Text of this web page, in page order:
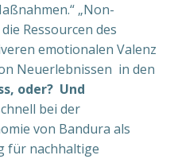
„Non-
Ressourcen des
emotionalen Valenz
Neuerlebnissen in den
oder? Und
bei der
von Bandura als
für nachhaltige